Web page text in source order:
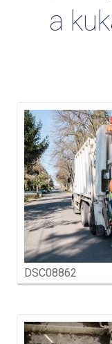
a
DSC08862